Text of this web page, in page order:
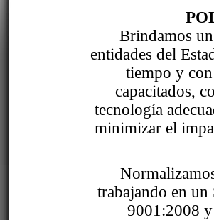
Brindamos
entidades del
tiempo y
capacitados,
tecnología
minimizar el
trabajando en un
9001:2008